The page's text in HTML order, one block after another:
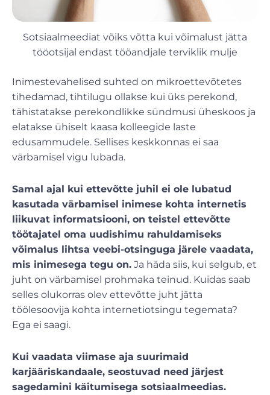
Sotsiaalmeediat võiks võtta kui võimalust jätta
tööotsijal endast tööandjale terviklik mulje
Inimestevahelised suhted on mikroettevõtetes
tihedamad, tihtilugu ollakse kui üks perekond,
tähistatakse perekondlikke sündmusi üheskoos ja
elatakse ühiselt kaasa kolleegide laste
edusammudele. Sellises keskkonnas ei saa
värbamisel vigu lubada.
Samal ajal kui ettevõtte juhil ei ole lubatud
kasutada värbamisel inimese kohta internetis
liikuvat informatsiooni, on teistel ettevõtte
töötajatel oma uudishimu rahuldamiseks
võimalus lihtsa veebi-otsinguga järele vaadata,
mis inimesega tegu on. Ja häda siis, kui selgub, et
juht on värbamisel prohmaka teinud. Kuidas saab
selles olukorras olev ettevõtte juht jätta
töölesoovija kohta internetiotsingu tegemata?
Ega ei saagi.
Kui vaadata viimase aja suurimaid
karjääriskandaale, seostuvad need järjest
sagedamini käitumisega sotsiaalmeedias.